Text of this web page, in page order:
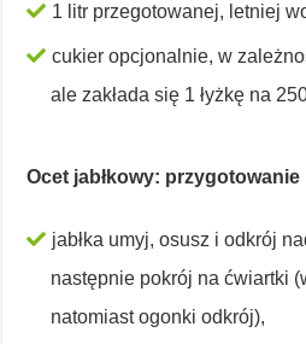
1 litr przegotowanej, letniej
cukier opcjonalnie, w
ale zakłada się 1 łyżkę na
Ocet jabłkowy:
jabłka umyj, osusz i odkrój
następnie pokrój na ćwiartki
natomiast ogonki odkrój),